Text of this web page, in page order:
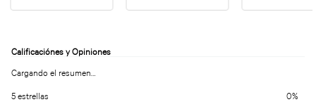
Cargando el resumen…
5 estrellas 0%